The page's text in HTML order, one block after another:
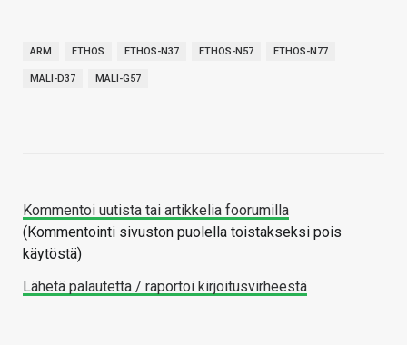
ARM ETHOS ETHOS-N37 ETHOS-N57 ETHOS-N77
MALI-D37 MALI-G57
Kommentoi uutista tai artikkelia foorumilla
(Kommentointi sivuston puolella toistakseksi pois
käytöstä)
Lähetä palautetta / raportoi kirjoitusvirheestä